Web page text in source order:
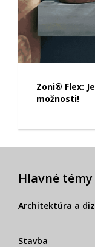
Zoni® Flex:
možnosti!
Hlavné témy
Architektúra a
Stavba